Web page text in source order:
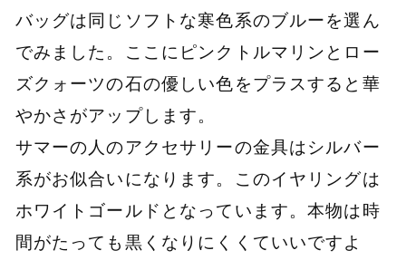
バッグは同じソフトな寒色系のブルーを選ん
でみました。ここにピンクトルマリンとロー
ズクォーツの石の優しい色をプラスすると華
やかさがアップします。
サマーの人のアクセサリーの金具はシルバー
系がお似合いになります。このイヤリングは
ホワイトゴールドとなっています。本物は時
間がたっても黒くなりにくくていいですよ